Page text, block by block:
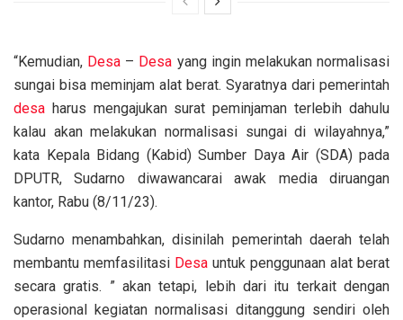
“Kemudian, Desa – Desa yang ingin melakukan normalisasi
sungai bisa meminjam alat berat. Syaratnya dari pemerintah
desa harus mengajukan surat peminjaman terlebih dahulu
kalau akan melakukan normalisasi sungai di wilayahnya,”
kata Kepala Bidang (Kabid) Sumber Daya Air (SDA) pada
DPUTR, Sudarno diwawancarai awak media diruangan
kantor, Rabu (8/11/23).
Sudarno menambahkan, disinilah pemerintah daerah telah
membantu memfasilitasi Desa untuk penggunaan alat berat
secara gratis. ” akan tetapi, lebih dari itu terkait dengan
operasional kegiatan normalisasi ditanggung sendiri oleh